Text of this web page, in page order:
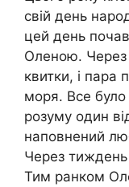
свій день
цей день
Оленою. Через
квитки, і пара
моря. Все було
розуму один
наповнений
Через тиждень
Тим ранком